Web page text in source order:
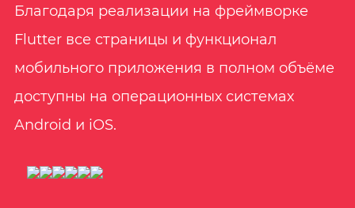
Благодаря реализации на фреймворке
Flutter все страницы и функционал
мобильного приложения в полном объёме
доступны на операционных системах
Android и iOS.